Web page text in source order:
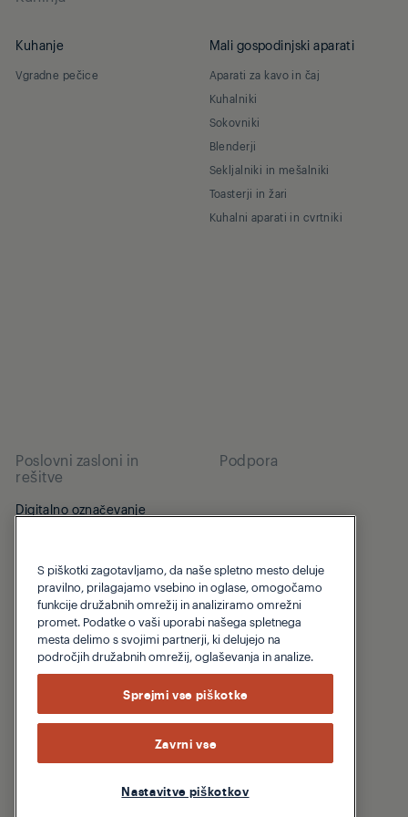
Kuhanje
Vgradne pečice
Mali gospodinjski aparati
Aparati za kavo in čaj
Kuhalniki
Sokovniki
Blenderji
Sekljalniki in mešalniki
Toasterji in žari
Kuhalni aparati in cvrtniki
Poslovni zasloni in
rešitve
Digitalno označevanje
TV za gostinstvo
Hotelska TV
Led zaslon
Notsanji Led
E-Board
Podpora
S piškotki zagotavljamo, da naše spletno mesto deluje
pravilno, prilagajamo vsebino in oglase, omogočamo
funkcije družabnih omrežij in analiziramo omrežni
promet. Podatke o vaši uporabi našega spletnega
mesta delimo s svojimi partnerji, ki delujejo na
področjih družabnih omrežij, oglaševanja in analize.
Sprejmi vse piškotke
Zavrni vse
Nastavitve piškotkov